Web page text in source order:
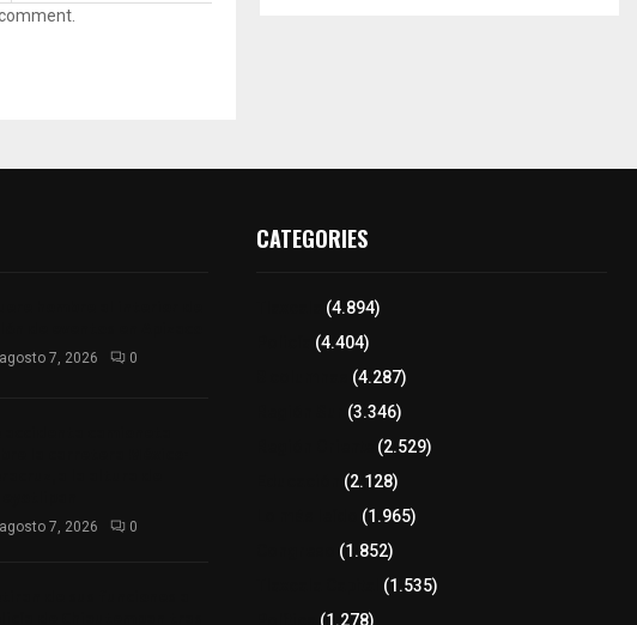
agosto 7, 2026 0
agosto 7, 2026 0
CATEGORIES
(4.894)
(4.404)
(4.287)
(3.346)
(2.529)
(2.128)
(1.965)
(1.852)
(1.535)
(1.278)